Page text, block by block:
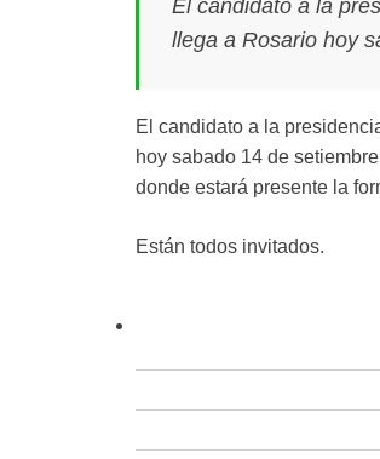
El candidato a la
llega a Rosario hoy
El candidato a la
hoy sabado 14 de
donde estará presente la
Están todos invitados.